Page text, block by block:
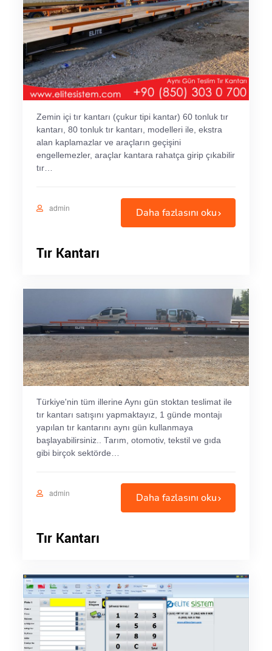
Zemin içi tır kantarı (çukur tipi kantar) 60 tonluk tır
kantarı, 80 tonluk tır kantarı, modelleri ile, ekstra
alan kaplamazlar ve araçların geçişini
engellemezler, araçlar kantara rahatça girip çıkabilir
tır…
admin Daha fazlasını oku
Tır Kantarı
Türkiye'nin tüm illerine Aynı gün stoktan teslimat ile
tır kantarı satışını yapmaktayız, 1 günde montajı
yapılan tır kantarını aynı gün kullanmaya
başlayabilirsiniz.. Tarım, otomotiv, tekstil ve gıda
gibi birçok sektörde…
admin Daha fazlasını oku
Tır Kantarı